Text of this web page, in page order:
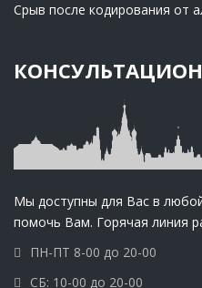
Срыв после кодирования от
Мы доступны для Вас в
помочь Вам. Горячая линия
ПН-ПТ 8-00 до 20-00
СБ: 10-00 до 20-00